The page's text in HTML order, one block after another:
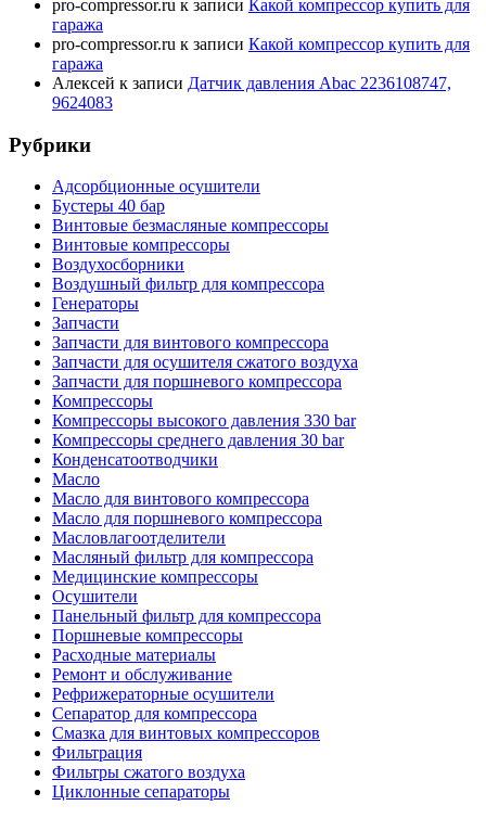
pro-compressor.ru к записи Какой компрессор купить для
гаража
pro-compressor.ru к записи Какой компрессор купить для
гаража
Алексей к записи Датчик давления Abac 2236108747,
9624083
Рубрики
Адсорбционные осушители
Бустеры 40 бар
Винтовые безмасляные компрессоры
Винтовые компрессоры
Воздухосборники
Воздушный фильтр для компрессора
Генераторы
Запчасти
Запчасти для винтового компрессора
Запчасти для осушителя сжатого воздуха
Запчасти для поршневого компрессора
Компрессоры
Компрессоры высокого давления 330 bar
Компрессоры среднего давления 30 bar
Конденсатоотводчики
Масло
Масло для винтового компрессора
Масло для поршневого компрессора
Масловлагоотделители
Масляный фильтр для компрессора
Медицинские компрессоры
Осушители
Панельный фильтр для компрессора
Поршневые компрессоры
Расходные материалы
Ремонт и обслуживание
Рефрижераторные осушители
Сепаратор для компрессора
Смазка для винтовых компрессоров
Фильтрация
Фильтры сжатого воздуха
Циклонные сепараторы